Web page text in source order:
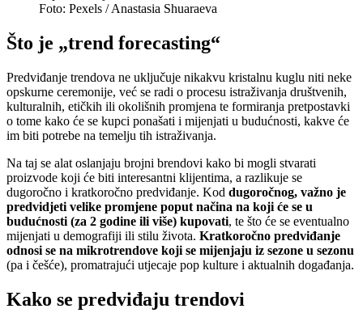
Foto: Pexels / Anastasia Shuaraeva
Što je „trend forecasting“
Predviđanje trendova ne uključuje nikakvu kristalnu kuglu niti neke
opskurne ceremonije, već se radi o procesu istraživanja društvenih,
kulturalnih, etičkih ili okolišnih promjena te formiranja pretpostavki
o tome kako će se kupci ponašati i mijenjati u budućnosti, kakve će
im biti potrebe na temelju tih istraživanja.
Na taj se alat oslanjaju brojni brendovi kako bi mogli stvarati
proizvode koji će biti interesantni klijentima, a razlikuje se
dugoročno i kratkoročno predviđanje. Kod dugoročnog, važno je
predvidjeti velike promjene poput načina na koji će se u
budućnosti (za 2 godine ili više) kupovati, te što će se eventualno
mijenjati u demografiji ili stilu života. Kratkoročno predviđanje
odnosi se na mikrotrendove koji se mijenjaju iz sezone u sezonu
(pa i češće), promatrajući utjecaje pop kulture i aktualnih događanja.
Kako se predviđaju trendovi